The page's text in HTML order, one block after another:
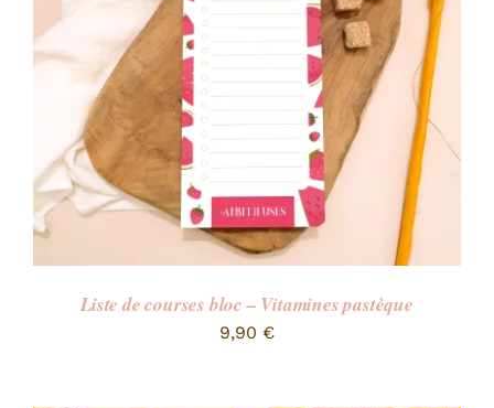
Liste de courses bloc – Vitamines pastèque
9,90 €